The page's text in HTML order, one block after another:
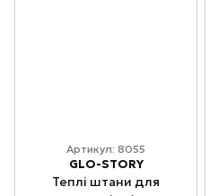
Артикул: 8055
GLO-STORY
Теплі штани для